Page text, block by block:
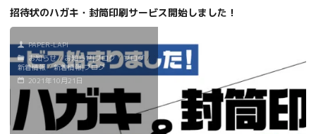
き
ま
し
た！"
Google
ス
ラ
イ
ド
テ
し
お
り
の
Google
招待状のハガキ・封筒印刷サービス開始しました！
PAPER-LAPI
お知らせ / お知らせ|ブログ / ブログ /
新着情報 / 新着情報|ブログ
2021年10月21日